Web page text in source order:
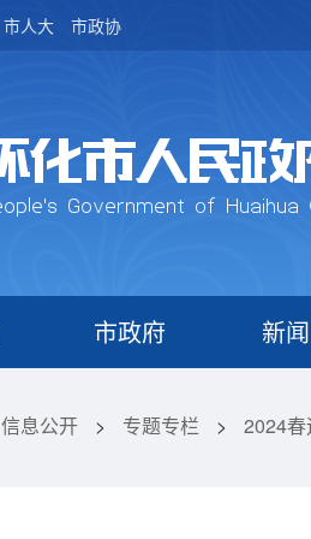
市人大 市政协
市政府 新
信息公开 > 专题专栏 > 2024